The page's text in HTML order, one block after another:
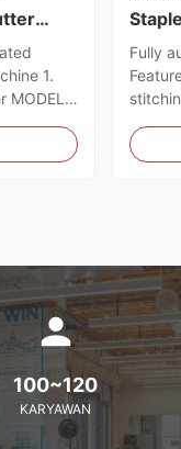
1.
BOARD
Fully
the
can
100~120
KARYAWAN